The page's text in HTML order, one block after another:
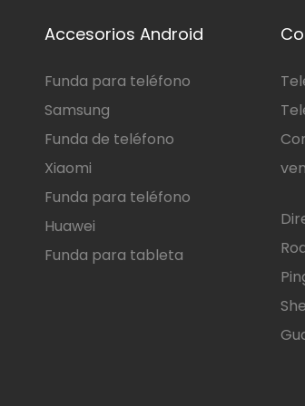
Accesorios Android
Funda para teléfono
Samsung
Funda de teléfono
Xiaomi
Funda para teléfono
Huawei
Funda para tableta